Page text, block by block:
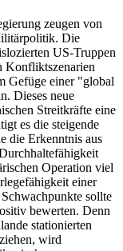
zeugen von
Die
US-Truppen
Konfliktszenarien
Gefüge einer "global
Dieses neue
Streitkräfte eine
es die steigende
die Erkenntnis aus
Operation viel
einer
sollte
bewerten. Denn
stationierten
wird